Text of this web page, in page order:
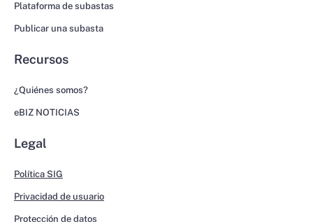
Plataforma de subastas
Publicar una subasta
Recursos
¿Quiénes somos?
eBIZ NOTICIAS
Legal
Política SIG
Privacidad de usuario
Protección de datos